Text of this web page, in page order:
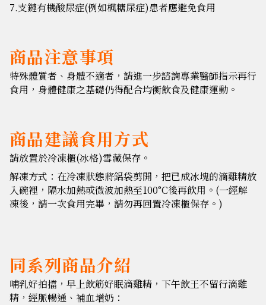
7.支鏈有機酸尿症(例如楓糖尿症)患者應避免食用
商品注意事項
特殊體質者、身體不適者，請進一步諮詢專業醫師指示再行
食用，身體健康之基礎仍得配合均衡飲食及健康運動。
商品建議食用方式
請放置於冷凍櫃(冰格)雪藏保存。
解凍方式：在冷凍狀態將鋁袋剪開，把已成冰塊的滴雞精放
入碗裡，隔水加熱或微波加熱至100°C後再飲用。(一經解
凍後，請一次食用完畢，請勿再回置冷凍櫃保存。)
同系列商品介紹
哺乳好拍擋，早上飲筋好眠滴雞精，下午飲王不留行滴雞
精，經脈暢通、補血增奶：